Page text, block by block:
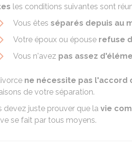
les conditions suivantes sont
Vous êtes séparés depuis au
Votre époux ou épouse refuse
Vous n'avez pas assez
ne nécessite pas l'accord
de votre séparation.
devez juste prouver que la vie
se fait par tous moyens.